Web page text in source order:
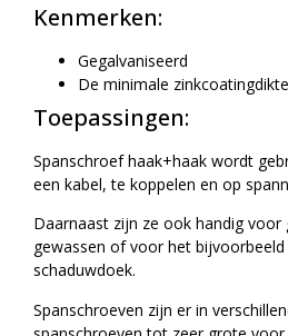
Kenmerken:
Gegalvaniseerd
De minimale
Toepassingen:
Spanschroef haak+haak wordt
een kabel, te koppelen en op
Daarnaast zijn ze ook handig voor
gewassen of voor het
schaduwdoek.
Spanschroeven zijn er in